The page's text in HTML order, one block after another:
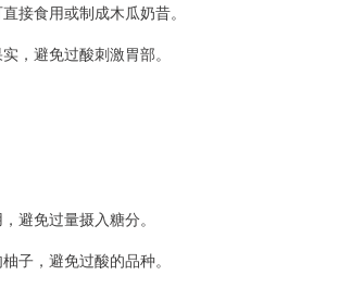
接食用或制成木瓜奶昔。
，避免过酸刺激胃部。
避免过量摄入糖分。
子，避免过酸的品种。